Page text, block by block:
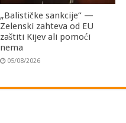
„Balističke sankcije“ —
Zelenski zahteva od EU
zaštiti Kijev ali pomoći
nema
05/08/2026